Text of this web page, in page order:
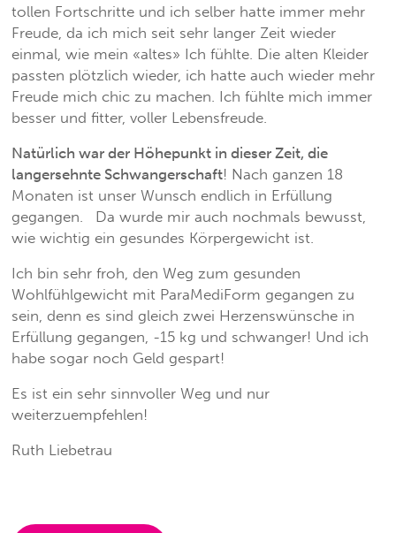
tollen Fortschritte und ich selber hatte immer mehr
Freude, da ich mich seit sehr langer Zeit wieder
einmal, wie mein «altes» Ich fühlte. Die alten Kleider
passten plötzlich wieder, ich hatte auch wieder mehr
Freude mich chic zu machen. Ich fühlte mich immer
besser und fitter, voller Lebensfreude.
Natürlich war der Höhepunkt in dieser Zeit, die
langersehnte Schwangerschaft! Nach ganzen 18
Monaten ist unser Wunsch endlich in Erfüllung
gegangen.
Da wurde mir auch nochmals bewusst,
wie wichtig ein gesundes Körpergewicht ist.
Ich bin sehr froh, den Weg zum gesunden
Wohlfühlgewicht mit ParaMediForm gegangen zu
sein, denn es sind gleich zwei Herzenswünsche in
Erfüllung gegangen, -15 kg und schwanger! Und ich
habe sogar noch Geld gespart!
Es ist ein sehr sinnvoller Weg und nur
weiterzuempfehlen!
Ruth Liebetrau